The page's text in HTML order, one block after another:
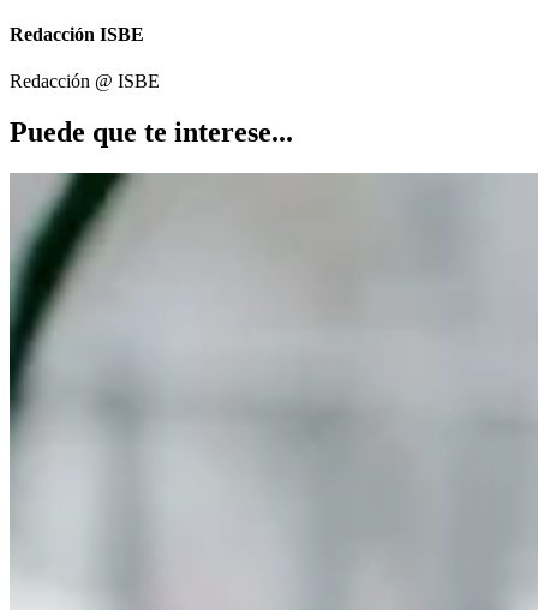
Redacción ISBE
Redacción @ ISBE
Puede que te interese...